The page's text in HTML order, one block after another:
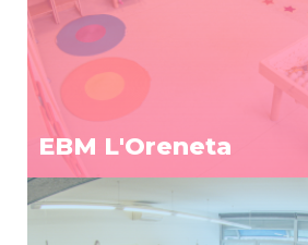
EBM L'Oreneta